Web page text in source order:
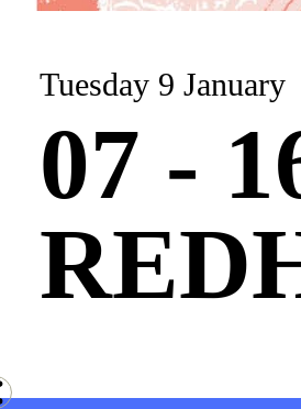
Tuesday 9 January
07 -